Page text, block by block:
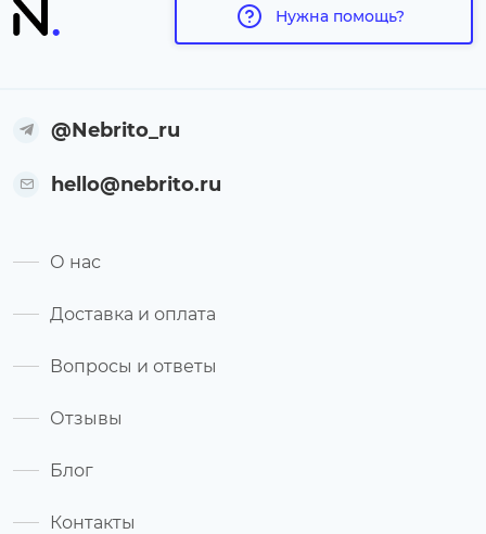
Нужна помощь?
@Nebrito_ru
hello@nebrito.ru
О нас
Доставка и оплата
Вопросы и ответы
Отзывы
Блог
Контакты